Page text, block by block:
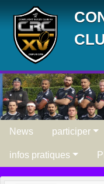
News participer
infos pratiques
Panneau de gestion des